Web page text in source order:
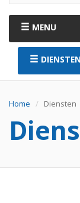
MENU
DIENSTEN
Home Diensten